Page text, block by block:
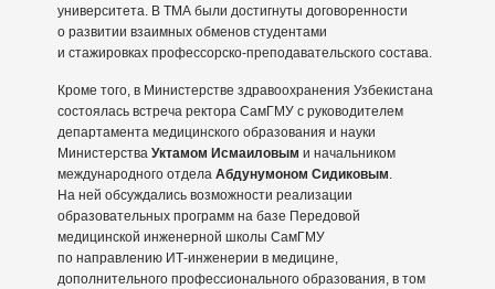
университета. В ТМА были достигнуты договоренности
о развитии взаимных обменов студентами
и стажировках профессорско-преподавательского состава.
Кроме того, в Министерстве здравоохранения Узбекистана
состоялась встреча ректора СамГМУ с руководителем
департамента медицинского образования и науки
Министерства Уктамом Исмаиловым и начальником
международного отдела Абдунумоном Сидиковым.
На ней обсуждались возможности реализации
образовательных программ на базе Передовой
медицинской инженерной школы СамГМУ
по направлению ИТ-инженерии в медицине,
дополнительного профессионального образования, в том